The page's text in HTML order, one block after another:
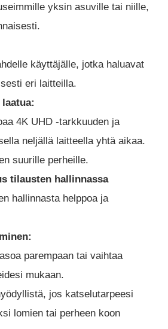
yksin asuville tai niille,
käyttäjälle, jotka haluavat
eri laitteilla.
4K UHD -tarkkuuden ja
neljällä laitteella yhtä aikaa.
suurille perheille.
tilausten hallinnassa
hallinnasta helppoa ja
parempaan tai vaihtaa
mukaan.
jos katselutarpeesi
lomien tai perheen koon